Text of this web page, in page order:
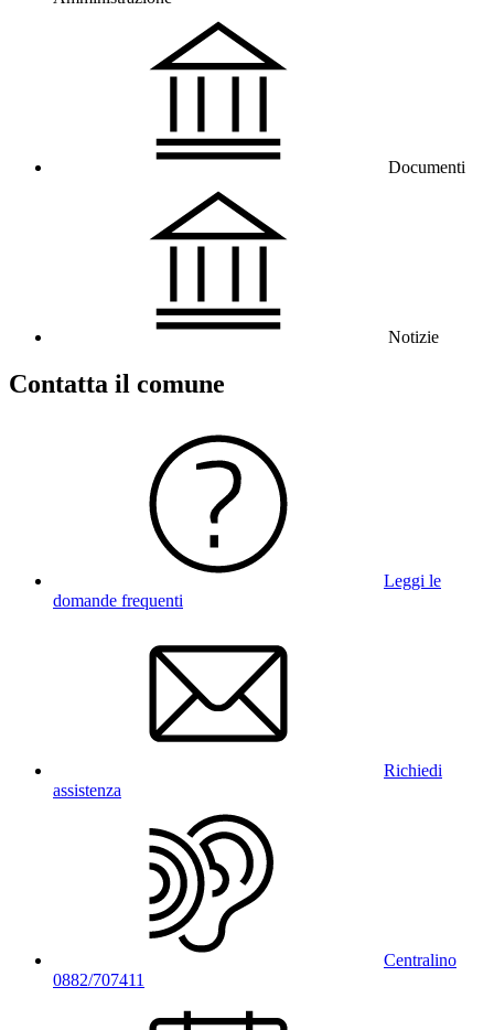
Documenti
Notizie
Contatta il comune
Leggi le
domande frequenti
Richiedi
assistenza
Centralino
0882/707411